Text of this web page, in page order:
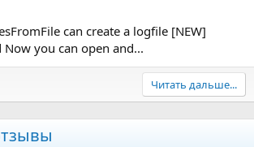
can create a logfile [NEW]
Now you can open and...
Читать дальше...